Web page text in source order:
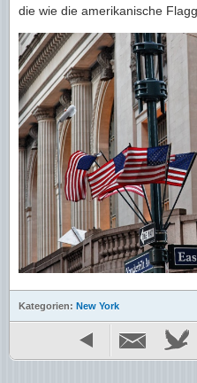
die wie die amerikanische
Kategorien: New York